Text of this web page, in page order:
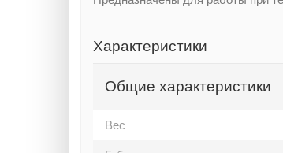
Характеристики
Общие характеристики
Вес